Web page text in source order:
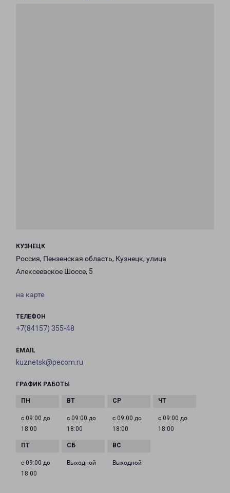
КУЗНЕЦК
Россия, Пензенская область, Кузнецк, улица
Алексеевское Шоссе, 5
на карте
ТЕЛЕФОН
+7(84157) 355-48
EMAIL
kuznetsk@pecom.ru
ГРАФИК РАБОТЫ
с 09:00 до
18:00
с 09:00 до
18:00
с 09:00 до
18:00
с 09:00 до
18:00
с 09:00 до
18:00
Выходной Выходной